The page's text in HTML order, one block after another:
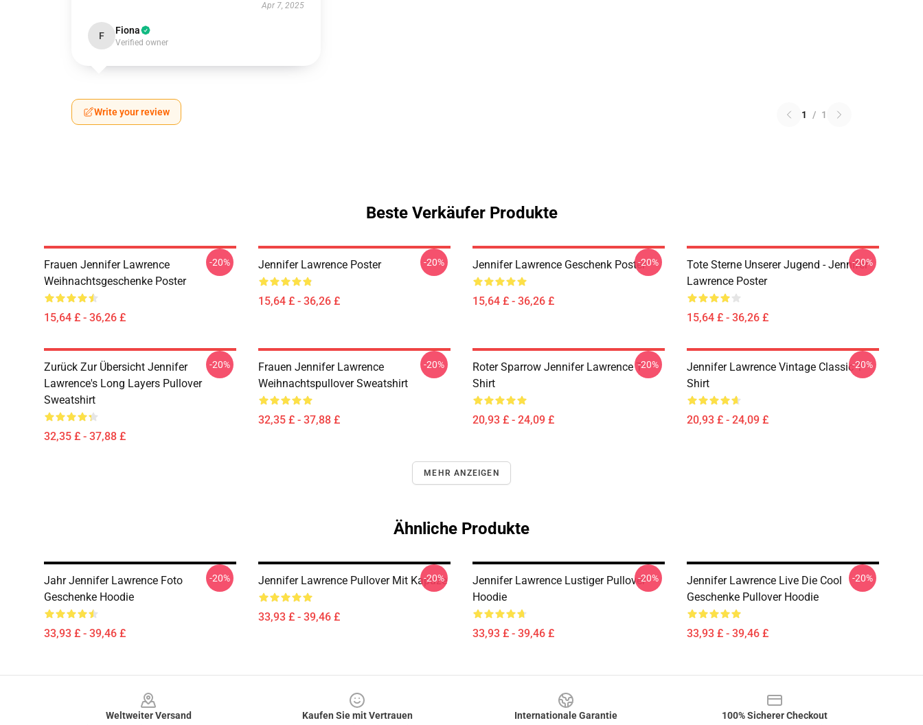
Apr 7, 2025
F Fiona
Verified owner
Write your review 1 / 1
Beste Verkäufer Produkte
Frauen Jennifer Lawrence
Weihnachtsgeschenke Poster
15,64 £ - 36,26 £
-20% Jennifer Lawrence Poster
15,64 £ - 36,26 £
-20% Jennifer Lawrence Geschenk Poster
15,64 £ - 36,26 £
-20%
Tote Sterne Unserer Jugend - Jennifer
Lawrence Poster
15,64 £ - 36,26 £
-20%
Zurück Zur Übersicht Jennifer
Lawrence's Long Layers Pullover
Sweatshirt
32,35 £ - 37,88 £
-20%
Frauen Jennifer Lawrence
Weihnachtspullover Sweatshirt
32,35 £ - 37,88 £
-20%
Roter Sparrow Jennifer Lawrence T-
Shirt
20,93 £ - 24,09 £
-20%
Jennifer Lawrence Vintage Classic T-
Shirt
20,93 £ - 24,09 £
-20%
MEHR ANZEIGEN
Ähnliche Produkte
Jahr Jennifer Lawrence Foto
Geschenke Hoodie
33,93 £ - 39,46 £
-20% Jennifer Lawrence Pullover Mit Kapuze
33,93 £ - 39,46 £
-20%
Jennifer Lawrence Lustiger Pullover
Hoodie
33,93 £ - 39,46 £
-20%
Jennifer Lawrence Live Die Cool
Geschenke Pullover Hoodie
33,93 £ - 39,46 £
-20%
Weltweiter Versand
Kaufen Sie mit Vertrauen
Internationale Garantie
100% Sicherer Checkout